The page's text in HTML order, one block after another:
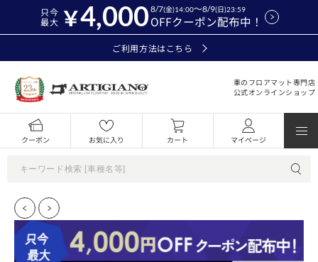
只今
最大
4,000OFFクーポン配布中！
8/7(金)14:00～8/9(日)23:59
ご利用方法はこちら
車のフロアマット専門店
公式オンラインショップ
クーポン お気に入り カート マイページ